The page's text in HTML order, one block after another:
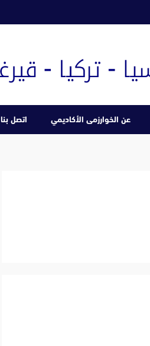
عن الخوارزمى الأكاديمي اتصل بنا